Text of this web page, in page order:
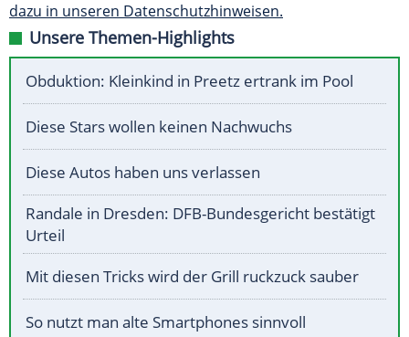
dazu in unseren Datenschutzhinweisen.
Unsere Themen-Highlights
Obduktion: Kleinkind in Preetz ertrank im Pool
Diese Stars wollen keinen Nachwuchs
Diese Autos haben uns verlassen
Randale in Dresden: DFB-Bundesgericht bestätigt
Urteil
Mit diesen Tricks wird der Grill ruckzuck sauber
So nutzt man alte Smartphones sinnvoll